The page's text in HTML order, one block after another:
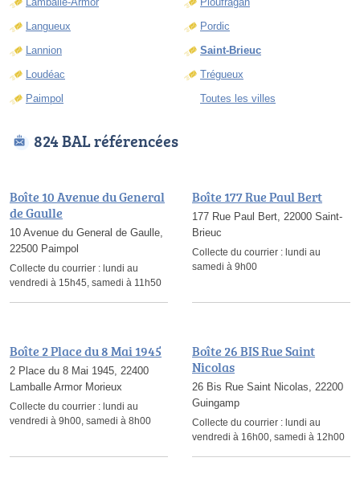
Langueux
Lannion
Loudéac
Paimpol
Pordic
Saint-Brieuc
Trégueux
Toutes les villes
824 BAL référencées
Boîte 10 Avenue du General
de Gaulle
10 Avenue du General de Gaulle,
22500 Paimpol
Collecte du courrier : lundi au
vendredi à 15h45, samedi à 11h50
Boîte 177 Rue Paul Bert
177 Rue Paul Bert, 22000 Saint-
Brieuc
Collecte du courrier : lundi au
samedi à 9h00
Boîte 2 Place du 8 Mai 1945
2 Place du 8 Mai 1945, 22400
Lamballe Armor Morieux
Collecte du courrier : lundi au
vendredi à 9h00, samedi à 8h00
Boîte 26 BIS Rue Saint
Nicolas
26 Bis Rue Saint Nicolas, 22200
Guingamp
Collecte du courrier : lundi au
vendredi à 16h00, samedi à 12h00